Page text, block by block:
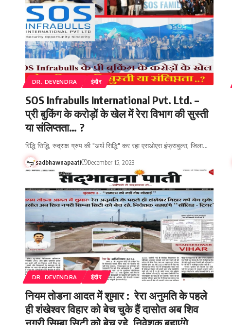
DR. DEVENDRA इंदौर
SOS Infrabulls International Pvt. Ltd. –
प्री बुकिंग के करोड़ों के खेल में रेरा विभाग की सुस्ती
या संलिप्तता… ?
रिद्धि सिद्धि, रुद्राक्ष ग्रुप की "अर्थ सिद्धि" कर रहा एसओएस इंफ्राबुल्स, जिला…
sadbhawnapaati December 15, 2023
DR. DEVENDRA इंदौर
नियम तोडना आदत में शुमार : रेरा अनुमति के पहले
ही शंखेश्वर विहार को बेच चुके हैं दासोत अब शिव